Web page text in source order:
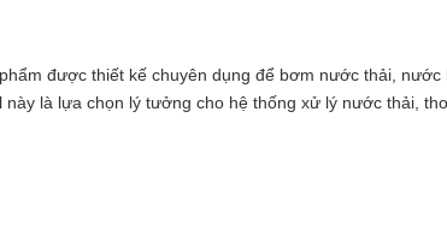
được thiết kế chuyên dụng để bơm nước thải,
là lựa chọn lý tưởng cho hệ thống xử lý nước thải,